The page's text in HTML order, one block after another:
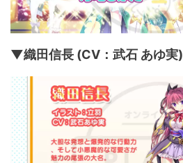
▼織田信長 (CV：武石 あゆ実)